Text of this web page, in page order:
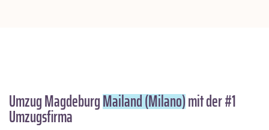
Umzug MagdeburgMailand (Milano)mit der #1
Umzugsfirma